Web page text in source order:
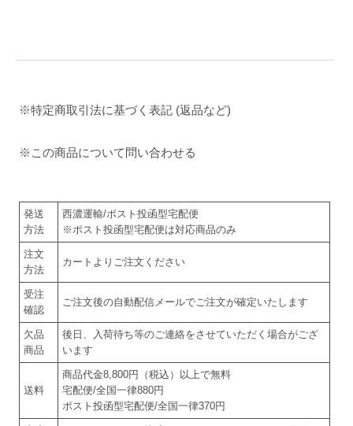
※特定商取引法に基づく表記 (返品など)
※この商品について問い合わせる
発送
方法
西濃運輸/ポスト投函型宅配便
※ポスト投函型宅配便は対応商品のみ
注文
方法
カートよりご注文ください
受注
確認
ご注文後の自動配信メールでご注文が確定いたします
欠品
商品
後日、入荷待ち等のご連絡をさせていただく場合がござ
います
送料
商品代金8,800円（税込）以上で無料
宅配便/全国一律880円
ポスト投函型宅配便/全国一律370円